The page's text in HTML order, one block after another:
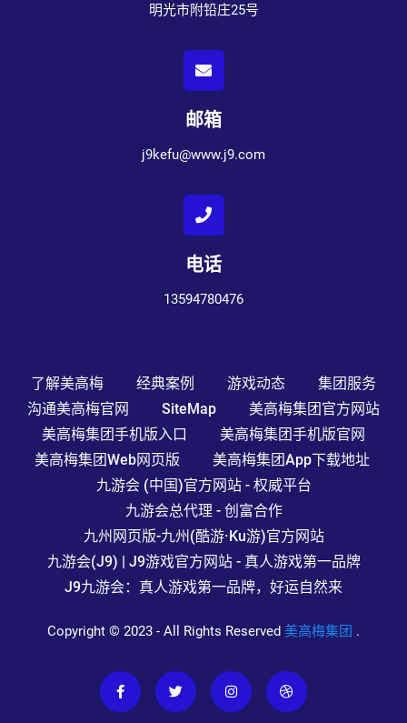
明光市附铅庄25号
邮箱
j9kefu@www.j9.com
电话
13594780476
了解美高梅 经典案例 游戏动态
集团服务
沟通美高梅官网
SiteMap
美高梅集团官方网站
美高梅集团手机版入口
美高梅集团手机版官网
美高梅集团Web网页版
美高梅集团app下载地址
九游会 (中国)官方网站 - 权威平台
九游会总代理 - 创富合作
九州网页版-九州(酷游·ku游)官方网站
九游会(J9) | J9游戏官方网站 - 真人游戏第一品牌
J9九游会：真人游戏第一品牌，好运自然来
Copyright © 2023 - All Rights Reserved 美高梅集团 .